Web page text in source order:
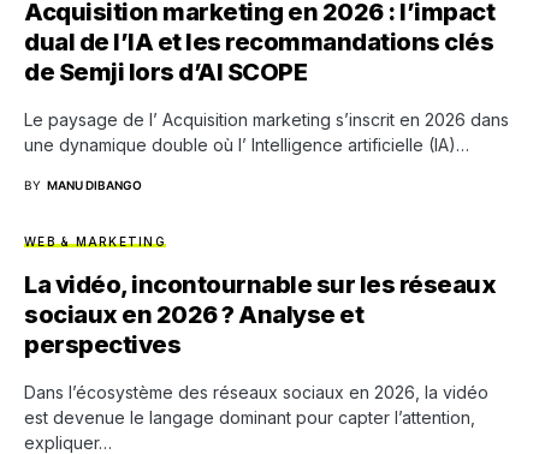
Acquisition marketing en 2026 : l’impact
dual de l’IA et les recommandations clés
de Semji lors d’AI SCOPE
Le paysage de l’ Acquisition marketing s’inscrit en 2026 dans
une dynamique double où l’ Intelligence artificielle (IA)…
BY MANU DIBANGO
WEB & MARKETING
La vidéo, incontournable sur les réseaux
sociaux en 2026 ? Analyse et
perspectives
Dans l’écosystème des réseaux sociaux en 2026, la vidéo
est devenue le langage dominant pour capter l’attention,
expliquer…